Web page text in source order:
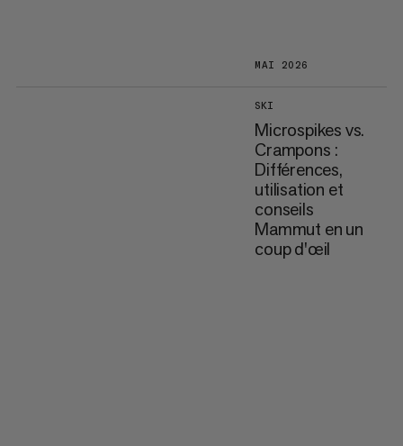
MAI 2026
SKI
Microspikes vs.
Crampons :
Différences,
utilisation et
conseils
Mammut en un
coup d'œil